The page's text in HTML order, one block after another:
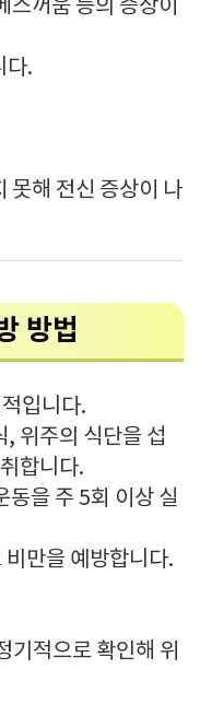
꺼움 등의 증상이
다.
못해 전신 증상이 나
방법
입니다.
, 위주의 식단을 섭
합니다.
동을 주 5회 이상 실
만을 예방합니다.
기적으로 확인해 위